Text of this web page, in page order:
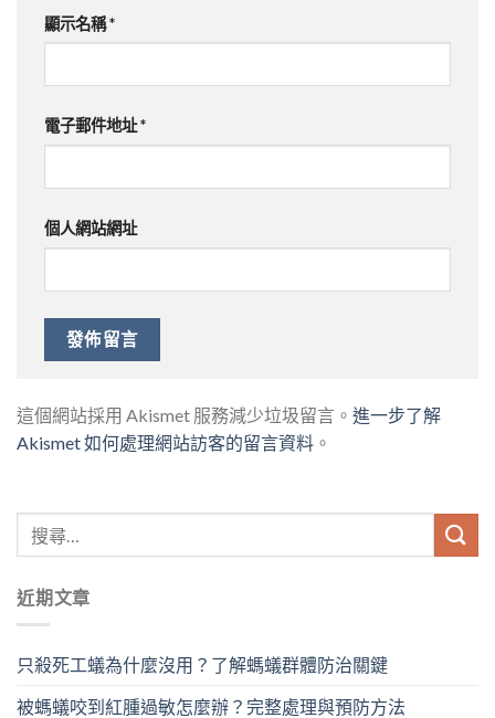
顯示名稱*
電子郵件地址*
個人網站網址
這個網站採用 Akismet 服務減少垃圾留言。 進一步了解
Akismet 如何處理網站訪客的留言資料 。
近期文章
只殺死工蟻為什麼沒用？了解螞蟻群體防治關鍵
被螞蟻咬到紅腫過敏怎麼辦？完整處理與預防方法